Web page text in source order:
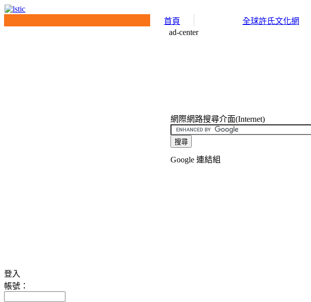
首頁 全球許氏文化網
登入
帳號：
ad-center
網際網路搜尋介面(Internet)
Google 連結組